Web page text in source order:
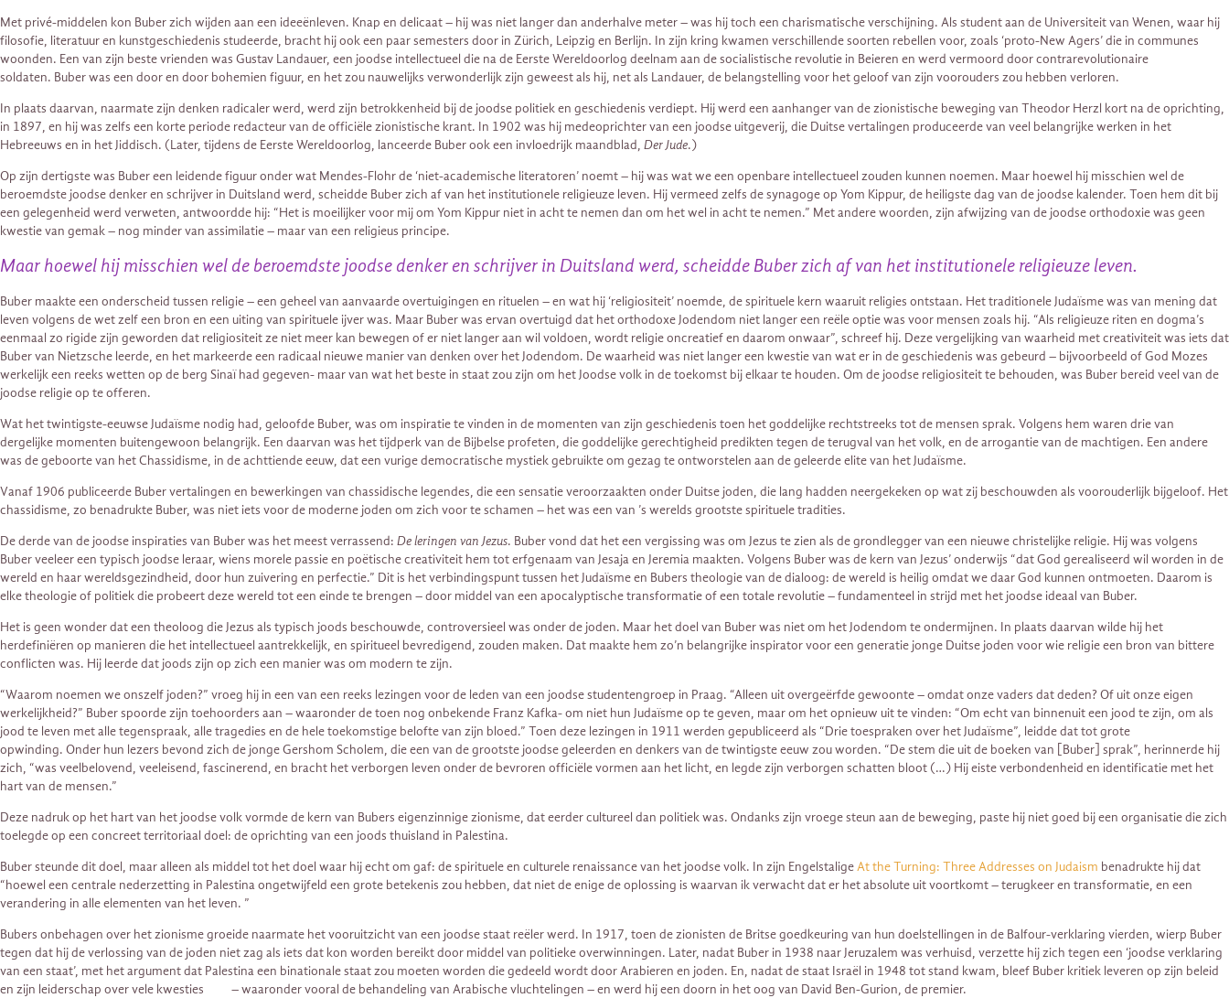
Met privé-middelen kon Buber zich wijden aan een ideeënleven. Knap en delicaat – hij was niet langer dan anderhalve meter – was hij toch een charismatische verschijning. Als student aan de Universiteit van Wenen, waar hij
filosofie, literatuur en kunstgeschiedenis studeerde, bracht hij ook een paar semesters door in Zürich, Leipzig en Berlijn. In zijn kring kwamen verschillende soorten rebellen voor, zoals ‘proto-New Agers’ die in communes
woonden. Een van zijn beste vrienden was Gustav Landauer, een joodse intellectueel die na de Eerste Wereldoorlog deelnam aan de socialistische revolutie in Beieren en werd vermoord door contrarevolutionaire
soldaten. Buber was een door en door bohemien figuur, en het zou nauwelijks verwonderlijk zijn geweest als hij, net als Landauer, de belangstelling voor het geloof van zijn voorouders zou hebben verloren.
In plaats daarvan, naarmate zijn denken radicaler werd, werd zijn betrokkenheid bij de joodse politiek en geschiedenis verdiept. Hij werd een aanhanger van de zionistische beweging van Theodor Herzl kort na de oprichting,
in 1897, en hij was zelfs een korte periode redacteur van de officiële zionistische krant. In 1902 was hij medeoprichter van een joodse uitgeverij, die Duitse vertalingen produceerde van veel belangrijke werken in het
Hebreeuws en in het Jiddisch. (Later, tijdens de Eerste Wereldoorlog, lanceerde Buber ook een invloedrijk maandblad, Der Jude.)
Op zijn dertigste was Buber een leidende figuur onder wat Mendes-Flohr de ‘niet-academische literatoren’ noemt – hij was wat we een openbare intellectueel zouden kunnen noemen. Maar hoewel hij misschien wel de
beroemdste joodse denker en schrijver in Duitsland werd, scheidde Buber zich af van het institutionele religieuze leven. Hij vermeed zelfs de synagoge op Yom Kippur, de heiligste dag van de joodse kalender. Toen hem dit bij
een gelegenheid werd verweten, antwoordde hij: “Het is moeilijker voor mij om Yom Kippur niet in acht te nemen dan om het wel in acht te nemen.” Met andere woorden, zijn afwijzing van de joodse orthodoxie was geen
kwestie van gemak – nog minder van assimilatie – maar van een religieus principe.
Maar hoewel hij misschien wel de beroemdste joodse denker en schrijver in Duitsland werd, scheidde Buber zich af van het institutionele religieuze leven.
Buber maakte een onderscheid tussen religie – een geheel van aanvaarde overtuigingen en rituelen – en wat hij ‘religiositeit’ noemde, de spirituele kern waaruit religies ontstaan. Het traditionele Judaïsme was van mening dat
leven volgens de wet zelf een bron en een uiting van spirituele ijver was. Maar Buber was ervan overtuigd dat het orthodoxe Jodendom niet langer een reële optie was voor mensen zoals hij. “Als religieuze riten en dogma’s
eenmaal zo rigide zijn geworden dat religiositeit ze niet meer kan bewegen of er niet langer aan wil voldoen, wordt religie oncreatief en daarom onwaar”, schreef hij. Deze vergelijking van waarheid met creativiteit was iets dat
Buber van Nietzsche leerde, en het markeerde een radicaal nieuwe manier van denken over het Jodendom. De waarheid was niet langer een kwestie van wat er in de geschiedenis was gebeurd – bijvoorbeeld of God Mozes
werkelijk een reeks wetten op de berg Sinaï had gegeven- maar van wat het beste in staat zou zijn om het Joodse volk in de toekomst bij elkaar te houden. Om de joodse religiositeit te behouden, was Buber bereid veel van de
joodse religie op te offeren.
Wat het twintigste-eeuwse Judaïsme nodig had, geloofde Buber, was om inspiratie te vinden in de momenten van zijn geschiedenis toen het goddelijke rechtstreeks tot de mensen sprak. Volgens hem waren drie van
dergelijke momenten buitengewoon belangrijk. Een daarvan was het tijdperk van de Bijbelse profeten, die goddelijke gerechtigheid predikten tegen de terugval van het volk, en de arrogantie van de machtigen. Een andere
was de geboorte van het Chassidisme, in de achttiende eeuw, dat een vurige democratische mystiek gebruikte om gezag te ontworstelen aan de geleerde elite van het Judaïsme.
Vanaf 1906 publiceerde Buber vertalingen en bewerkingen van chassidische legendes, die een sensatie veroorzaakten onder Duitse joden, die lang hadden neergekeken op wat zij beschouwden als voorouderlijk bijgeloof. Het
chassidisme, zo benadrukte Buber, was niet iets voor de moderne joden om zich voor te schamen – het was een van ’s werelds grootste spirituele tradities.
De derde van de joodse inspiraties van Buber was het meest verrassend: De leringen van Jezus. Buber vond dat het een vergissing was om Jezus te zien als de grondlegger van een nieuwe christelijke religie. Hij was volgens
Buber veeleer een typisch joodse leraar, wiens morele passie en poëtische creativiteit hem tot erfgenaam van Jesaja en Jeremia maakten. Volgens Buber was de kern van Jezus’ onderwijs “dat God gerealiseerd wil worden in de
wereld en haar wereldsgezindheid, door hun zuivering en perfectie.” Dit is het verbindingspunt tussen het Judaïsme en Bubers theologie van de dialoog: de wereld is heilig omdat we daar God kunnen ontmoeten. Daarom is
elke theologie of politiek die probeert deze wereld tot een einde te brengen – door middel van een apocalyptische transformatie of een totale revolutie – fundamenteel in strijd met het joodse ideaal van Buber.
Het is geen wonder dat een theoloog die Jezus als typisch joods beschouwde, controversieel was onder de joden. Maar het doel van Buber was niet om het Jodendom te ondermijnen. In plaats daarvan wilde hij het
herdefiniëren op manieren die het intellectueel aantrekkelijk, en spiritueel bevredigend, zouden maken. Dat maakte hem zo’n belangrijke inspirator voor een generatie jonge Duitse joden voor wie religie een bron van bittere
conflicten was. Hij leerde dat joods zijn op zich een manier was om modern te zijn.
“Waarom noemen we onszelf joden?” vroeg hij in een van een reeks lezingen voor de leden van een joodse studentengroep in Praag. “Alleen uit overgeërfde gewoonte – omdat onze vaders dat deden? Of uit onze eigen
werkelijkheid?” Buber spoorde zijn toehoorders aan – waaronder de toen nog onbekende Franz Kafka- om niet hun Judaïsme op te geven, maar om het opnieuw uit te vinden: “Om echt van binnenuit een jood te zijn, om als
jood te leven met alle tegenspraak, alle tragedies en de hele toekomstige belofte van zijn bloed.” Toen deze lezingen in 1911 werden gepubliceerd als “Drie toespraken over het Judaïsme”, leidde dat tot grote
opwinding. Onder hun lezers bevond zich de jonge Gershom Scholem, die een van de grootste joodse geleerden en denkers van de twintigste eeuw zou worden. “De stem die uit de boeken van [Buber] sprak”, herinnerde hij
zich, “was veelbelovend, veeleisend, fascinerend, en bracht het verborgen leven onder de bevroren officiële vormen aan het licht, en legde zijn verborgen schatten bloot (…) Hij eiste verbondenheid en identificatie met het
hart van de mensen.”
Deze nadruk op het hart van het joodse volk vormde de kern van Bubers eigenzinnige zionisme, dat eerder cultureel dan politiek was. Ondanks zijn vroege steun aan de beweging, paste hij niet goed bij een organisatie die zich
toelegde op een concreet territoriaal doel: de oprichting van een joods thuisland in Palestina.
Buber steunde dit doel, maar alleen als middel tot het doel waar hij echt om gaf: de spirituele en culturele renaissance van het joodse volk. In zijn EngelstaligeAt the Turning: Three Addresses on Judaism benadrukte hij dat
“hoewel een centrale nederzetting in Palestina ongetwijfeld een grote betekenis zou hebben, dat niet de enige de oplossing is waarvan ik verwacht dat er het absolute uit voortkomt – terugkeer en transformatie, en een
verandering in alle elementen van het leven. ”
Bubers onbehagen over het zionisme groeide naarmate het vooruitzicht van een joodse staat reëler werd. In 1917, toen de zionisten de Britse goedkeuring van hun doelstellingen in de Balfour-verklaring vierden, wierp Buber
tegen dat hij de verlossing van de joden niet zag als iets dat kon worden bereikt door middel van politieke overwinningen. Later, nadat Buber in 1938 naar Jeruzalem was verhuisd, verzette hij zich tegen een ‘joodse verklaring
van een staat’, met het argument dat Palestina een binationale staat zou moeten worden die gedeeld wordt door Arabieren en joden. En, nadat de staat Israël in 1948 tot stand kwam, bleef Buber kritiek leveren op zijn beleid
en zijn leiderschap over vele kwesties – waaronder vooral de behandeling van Arabische vluchtelingen – en werd hij een doorn in het oog van David Ben-Gurion, de premier.